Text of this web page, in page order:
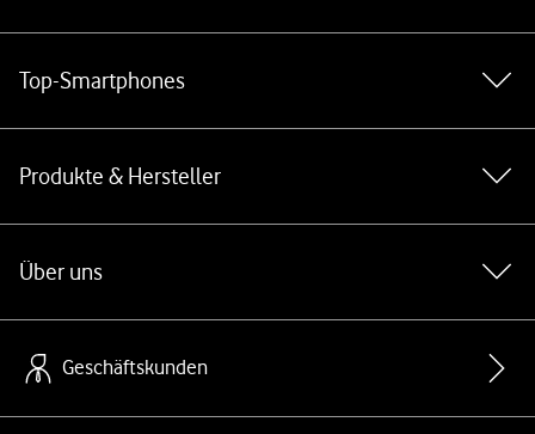
Top-Smartphones
Produkte & Hersteller
Über uns
Geschäftskunden